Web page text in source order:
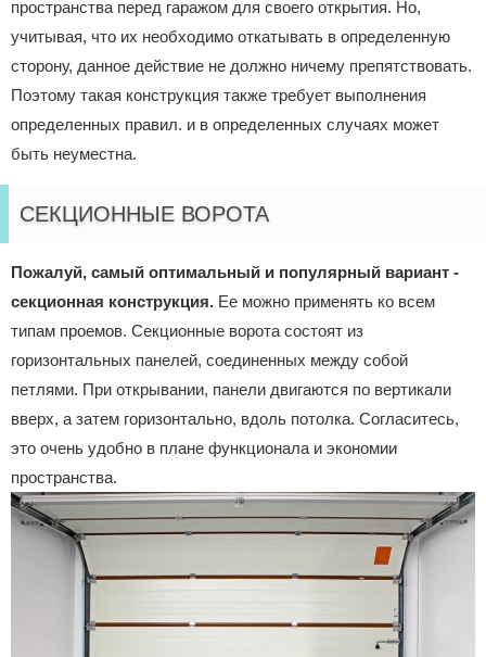
пространства перед гаражом для своего открытия. Но,
учитывая, что их необходимо откатывать в определенную
сторону, данное действие не должно ничему препятствовать.
Поэтому такая конструкция также требует выполнения
определенных правил. и в определенных случаях может
быть неуместна.
СЕКЦИОННЫЕ ВОРОТА
Пожалуй, самый оптимальный и популярный вариант -
секционная конструкция. Ее можно применять ко всем
типам проемов. Секционные ворота состоят из
горизонтальных панелей, соединенных между собой
петлями. При открывании, панели двигаются по вертикали
вверх, а затем горизонтально, вдоль потолка. Согласитесь,
это очень удобно в плане функционала и экономии
пространства.